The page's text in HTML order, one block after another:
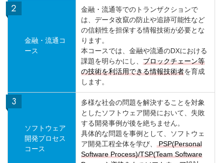
金融・流通コ
ース
金融・流通等でのトランザクションで
は、データ改竄の防止や追跡可能性など
の信頼性を担保する情報技術が必要とな
ります。
本コースでは、金融や流通のDXにおける
課題を明らかにし、 ブロックチェーン等
の技術を利活用できる情報技術者を育成
します。
ソフトウェア
開発プロセス
コース
多様な社会の問題を解決することを対象
としたソフトウェア開発において、失敗
する開発事例が後を絶ちません。
具体的な問題を事例として、ソフトウェ
ア開発工程全体を学び、 PSP(Personal
Software Process)/TSP(Team Software